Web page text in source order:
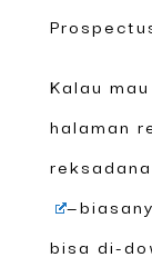
Kalau
halaman
bisa di-